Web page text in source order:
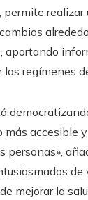
permite realizar
aportando
regímenes
más accesible y
de
mejorar la